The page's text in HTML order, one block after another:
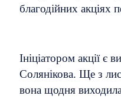
благодійних акціях
Ініціатором акції є
Солянікова. Ще з
вона щодня